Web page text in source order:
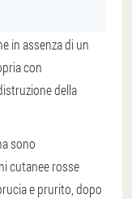
in assenza di un
con
della
sono
cutanee rosse
e prurito, dopo